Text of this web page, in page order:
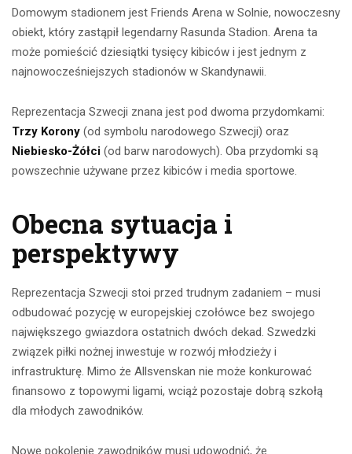
Domowym stadionem jest Friends Arena w Solnie, nowoczesny
obiekt, który zastąpił legendarny Rasunda Stadion. Arena ta
może pomieścić dziesiątki tysięcy kibiców i jest jednym z
najnowocześniejszych stadionów w Skandynawii.
Reprezentacja Szwecji znana jest pod dwoma przydomkami:
Trzy Korony (od symbolu narodowego Szwecji) oraz
Niebiesko-Żółci (od barw narodowych). Oba przydomki są
powszechnie używane przez kibiców i media sportowe.
Obecna sytuacja i
perspektywy
Reprezentacja Szwecji stoi przed trudnym zadaniem – musi
odbudować pozycję w europejskiej czołówce bez swojego
największego gwiazdora ostatnich dwóch dekad. Szwedzki
związek piłki nożnej inwestuje w rozwój młodzieży i
infrastrukturę. Mimo że Allsvenskan nie może konkurować
finansowo z topowymi ligami, wciąż pozostaje dobrą szkołą
dla młodych zawodników.
Nowe pokolenie zawodników musi udowodnić, że